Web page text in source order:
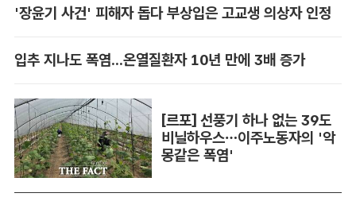
'장윤기 사건' 피해자 돕다 부상입은 고교생 의상자 인정
입추 지나도 폭염...온열질환자 10년 만에 3배 증가
[르포] 선풍기 하나 없는 39도
비닐하우스…이주노동자의 '악
몽같은 폭염'